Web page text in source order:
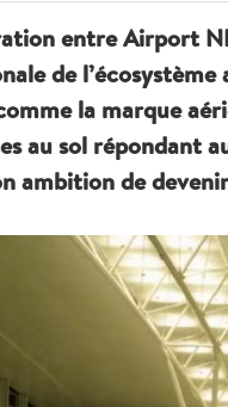
entre Airport
de
la marque
au sol répondant
ambition de